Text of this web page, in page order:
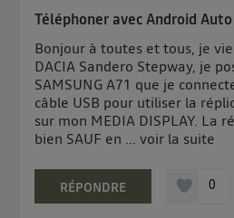
Téléphoner avec Android Auto
Bonjour à toutes et tous, je
DACIA Sandero Stepway, je
SAMSUNG A71 que je
câble USB pour utiliser la
sur mon MEDIA DISPLAY. La
bien SAUF en ...voir la suite
RÉPONDRE 0